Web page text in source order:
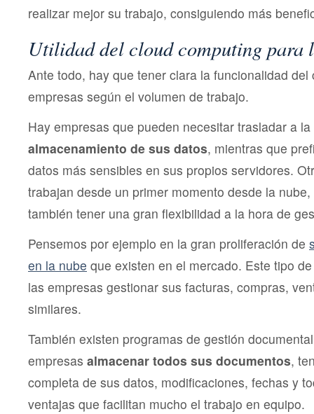
realizar mejor su trabajo, consiguiendo más
Utilidad del cloud computing para
Ante todo, hay que tener clara la funcionalidad
empresas según el volumen de trabajo.
Hay empresas que pueden necesitar trasladar a
almacenamiento de sus datos, mientras que
datos más sensibles en sus propios servidores.
trabajan desde un primer momento desde la
también tener una gran flexibilidad a la hora de
Pensemos por ejemplo en la gran proliferación de
en la nube que existen en el mercado. Este tipo
las empresas gestionar sus facturas, compras,
similares.
También existen programas de gestión
empresas almacenar todos sus documentos,
completa de sus datos, modificaciones, fechas y
ventajas que facilitan mucho el trabajo en equipo.